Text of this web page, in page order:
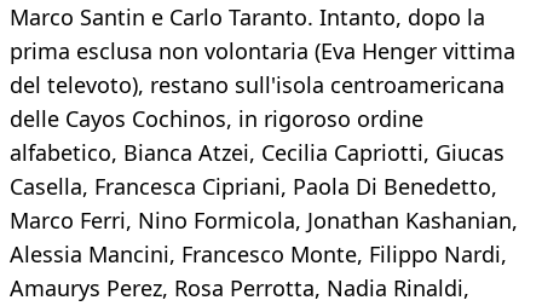
Marco Santin e Carlo Taranto. Intanto, dopo la
prima esclusa non volontaria (Eva Henger vittima
del televoto), restano sull'isola centroamericana
delle Cayos Cochinos, in rigoroso ordine
alfabetico, Bianca Atzei, Cecilia Capriotti, Giucas
Casella, Francesca Cipriani, Paola Di Benedetto,
Marco Ferri, Nino Formicola, Jonathan Kashanian,
Alessia Mancini, Francesco Monte, Filippo Nardi,
Amaurys Perez, Rosa Perrotta, Nadia Rinaldi,